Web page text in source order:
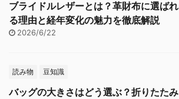
ブライドルレザーとは？革財布に選ばれ
る理由と経年変化の魅力を徹底解説
2026/6/22
読み物 豆知識
バッグの大きさはどう選ぶ？折りたたみ